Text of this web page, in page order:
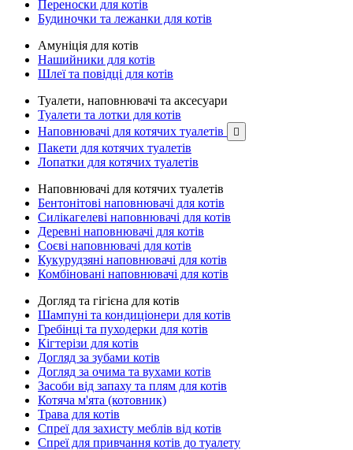
Переноски для котів
Будиночки та лежанки для котів
Амуніція для котів
Нашийники для котів
Шлеї та повідці для котів
Туалети, наповнювачі та аксесуари
Туалети та лотки для котів
Наповнювачі для котячих туалетів

Пакети для котячих туалетів
Лопатки для котячих туалетів
Наповнювачі для котячих туалетів
Бентонітові наповнювачі для котів
Силікагелеві наповнювачі для котів
Деревні наповнювачі для котів
Соєві наповнювачі для котів
Кукурудзяні наповнювачі для котів
Комбіновані наповнювачі для котів
Догляд та гігієна для котів
Шампуні та кондиціонери для котів
Гребінці та пуходерки для котів
Кігтерізи для котів
Догляд за зубами котів
Догляд за очима та вухами котів
Засоби від запаху та плям для котів
Котяча м'ята (котовник)
Трава для котів
Спреї для захисту меблів від котів
Спреї для привчання котів до туалету